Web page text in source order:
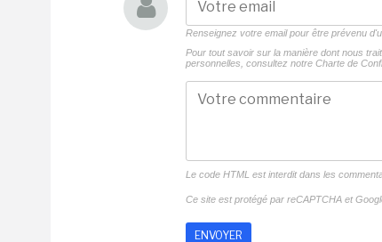
Renseignez votre email pour être prévenu
Pour tout savoir sur la manière dont nous
personnelles, consultez notre Charte de
Le code HTML est interdit dans les
Ce site est protégé par reCAPTCHA et